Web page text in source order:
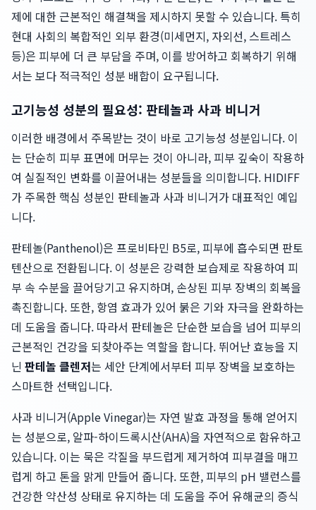
제에 대한 근본적인 해결책을 제시하지 못할 수 있습니다. 특히
현대 사회의 복합적인 외부 환경(미세먼지, 자외선, 스트레스
등)은 피부에 더 큰 부담을 주며, 이를 방어하고 회복하기 위해
서는 보다 적극적인 성분 배합이 요구됩니다.
고기능성 성분의 필요성: 판테놀과 사과 비니거
이러한 배경에서 주목받는 것이 바로 고기능성 성분입니다. 이
는 단순히 피부 표면에 머무는 것이 아니라, 피부 깊숙이 작용하
여 실질적인 변화를 이끌어내는 성분들을 의미합니다. HIDIFF
가 주목한 핵심 성분인 판테놀과 사과 비니거가 대표적인 예입
니다.
판테놀(Panthenol)은 프로비타민 B5로, 피부에 흡수되면 판토
텐산으로 전환됩니다. 이 성분은 강력한 보습제로 작용하여 피
부 속 수분을 끌어당기고 유지하며, 손상된 피부 장벽의 회복을
촉진합니다. 또한, 항염 효과가 있어 붉은 기와 자극을 완화하는
데 도움을 줍니다. 따라서 판테놀은 단순한 보습을 넘어 피부의
근본적인 건강을 되찾아주는 역할을 합니다. 뛰어난 효능을 지
닌 판테놀 클렌저는 세안 단계에서부터 피부 장벽을 보호하는
스마트한 선택입니다.
사과 비니거(Apple Vinegar)는 자연 발효 과정을 통해 얻어지
는 성분으로, 알파-하이드록시산(AHA)을 자연적으로 함유하고
있습니다. 이는 묵은 각질을 부드럽게 제거하여 피부결을 매끄
럽게 하고 톤을 맑게 만들어 줍니다. 또한, 피부의 pH 밸런스를
건강한 약산성 상태로 유지하는 데 도움을 주어 유해균의 증식